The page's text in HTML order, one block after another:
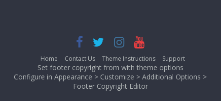
Home Contact Us Theme Instructions Support
Set footer copyright from with theme options
Configure in Appearance > Customize > Additional Options >
Footer Copyright Editor